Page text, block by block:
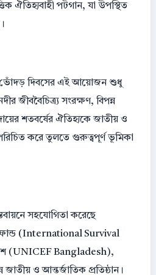
ঐতিহ্যবাহী পটগান, যা উপস্থিত
ভোঁদড় দিবসের এই আয়োজন শুধু
জীববৈচিত্র্য সংরক্ষণ, বিপন্ন
শতবর্ষের ঐতিহ্যকে জাতীয় ও
করে তুলতে গুরুত্বপূর্ণ ভূমিকা
সহযোগিতা করেছে
ফান্ড (International Survival
(UNICEF Bangladesh),
জাতীয় ও আন্তর্জাতিক প্রতিষ্ঠান।